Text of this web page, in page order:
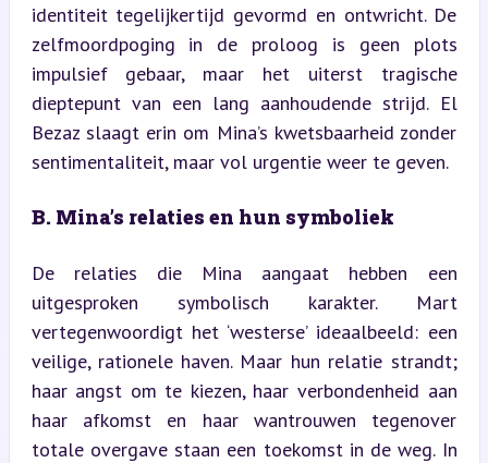
identiteit tegelijkertijd gevormd en ontwricht. De
zelfmoordpoging in de proloog is geen plots
impulsief gebaar, maar het uiterst tragische
dieptepunt van een lang aanhoudende strijd. El
Bezaz slaagt erin om Mina’s kwetsbaarheid zonder
sentimentaliteit, maar vol urgentie weer te geven.
B. Mina’s relaties en hun symboliek
De relaties die Mina aangaat hebben een
uitgesproken symbolisch karakter. Mart
vertegenwoordigt het ‘westerse’ ideaalbeeld: een
veilige, rationele haven. Maar hun relatie strandt;
haar angst om te kiezen, haar verbondenheid aan
haar afkomst en haar wantrouwen tegenover
totale overgave staan een toekomst in de weg. In